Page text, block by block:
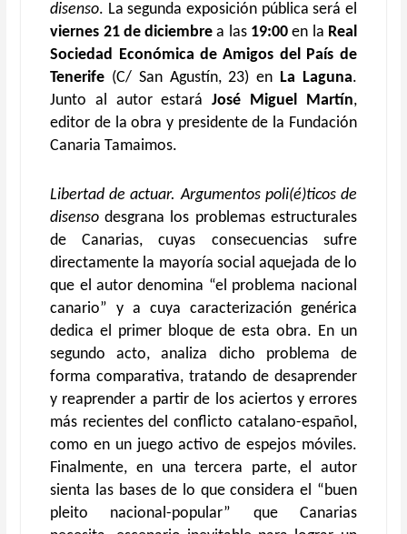
disenso. La segunda exposición pública será el
viernes 21 de diciembre a las 19:00en la Real
Sociedad Económica de Amigos del País de
Tenerife (C/ San Agustín, 23) en La Laguna.
Junto al autor estaráJosé Miguel Martín,
editor de la obra y presidente de la Fundación
Canaria Tamaimos.
Libertad de actuar. Argumentos poli(é)ticos de
disenso desgrana los problemas estructurales
de Canarias, cuyas consecuencias sufre
directamente la mayoría social aquejada de lo
que el autor denomina “el problema nacional
canario” y a cuya caracterización genérica
dedica el primer bloque de esta obra. En un
segundo acto, analiza dicho problema de
forma comparativa, tratando de desaprender
y reaprender a partir de los aciertos y errores
más recientes del conflicto catalano-español,
como en un juego activo de espejos móviles.
Finalmente, en una tercera parte, el autor
sienta las bases de lo que considera el “buen
pleito nacional-popular” que Canarias